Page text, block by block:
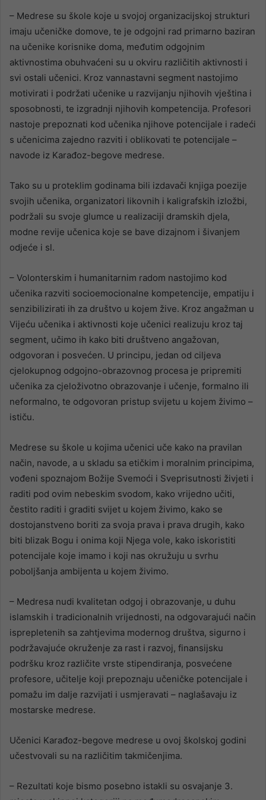
– Medrese su škole koje u svojoj organizacijskoj strukturi
imaju učeničke domove, te je odgojni rad primarno baziran
na učenike korisnike doma, međutim odgojnim
aktivnostima obuhvaćeni su u okviru različitih aktivnosti i
svi ostali učenici. Kroz vannastavni segment nastojimo
motivirati i podržati učenike u razvijanju njihovih vještina i
sposobnosti, te izgradnji njihovih kompetencija. Profesori
nastoje prepoznati kod učenika njihove potencijale i radeći
s učenicima zajedno razviti i oblikovati te potencijale –
navode iz Karađoz-begove medrese.
Tako su u proteklim godinama bili izdavači knjiga poezije
svojih učenika, organizatori likovnih i kaligrafskih izložbi,
podržali su svoje glumce u realizaciji dramskih djela,
modne revije učenica koje se bave dizajnom i šivanjem
odjeće i sl.
– Volonterskim i humanitarnim radom nastojimo kod
učenika razviti socioemocionalne kompetencije, empatiju i
senzibilizirati ih za društvo u kojem žive. Kroz angažman u
Vijeću učenika i aktivnosti koje učenici realizuju kroz taj
segment, učimo ih kako biti društveno angažovan,
odgovoran i posvećen. U principu, jedan od ciljeva
cjelokupnog odgojno-obrazovnog procesa je pripremiti
učenika za cjeloživotno obrazovanje i učenje, formalno ili
neformalno, te odgovoran pristup svijetu u kojem živimo –
ističu.
Medrese su škole u kojima učenici uče kako na pravilan
način, navode, a u skladu sa etičkim i moralnim principima,
vođeni spoznajom Božije Svemoći i Sveprisutnosti živjeti i
raditi pod ovim nebeskim svodom, kako vrijedno učiti,
čestito raditi i graditi svijet u kojem živimo, kako se
dostojanstveno boriti za svoja prava i prava drugih, kako
biti blizak Bogu i onima koji Njega vole, kako iskoristiti
potencijale koje imamo i koji nas okružuju u svrhu
poboljšanja ambijenta u kojem živimo.
– Medresa nudi kvalitetan odgoj i obrazovanje, u duhu
islamskih i tradicionalnih vrijednosti, na odgovarajući način
isprepletenih sa zahtjevima modernog društva, sigurno i
podržavajuće okruženje za rast i razvoj, finansijsku
podršku kroz različite vrste stipendiranja, posvećene
profesore, učitelje koji prepoznaju učeničke potencijale i
pomažu im dalje razvijati i usmjeravati – naglašavaju iz
mostarske medrese.
Učenici Karađoz-begove medrese u ovoj školskoj godini
učestvovali su na različitim takmičenjima.
– Rezultati koje bismo posebno istakli su osvajanje 3.